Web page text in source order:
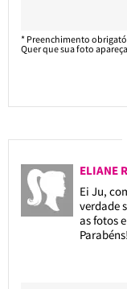
* Preenchimento
Quer que sua foto
ELIANE
Ei Ju,
verdade
as fotos
Parabéns!